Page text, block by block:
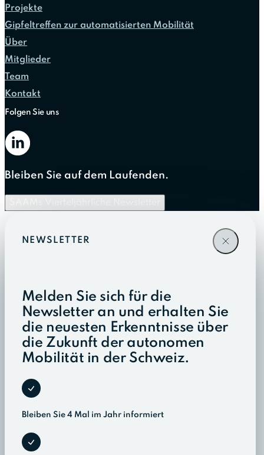
Projekte
Gipfeltreffen zur automatisierten Mobilität
Über
Mitglieder
Team
Kontakt
Folgen Sie uns
Bleiben Sie auf dem Laufenden.
NEWSLETTER
Melden Sie sich für die
Newsletter an und erhalten Sie
die neuesten Erkenntnisse über
die Zukunft der autonomen
Mobilität in der Schweiz.
Bleiben Sie 4 Mal im Jahr informiert